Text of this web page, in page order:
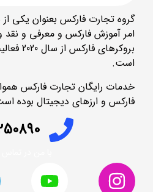
گروه تجارت فارکس بعنوان یکی
امر آموزش فارکس و معرفی و
است.
خدمات رایگان تجارت فارکس
فارکس و ارزهای دیجیتال بوده